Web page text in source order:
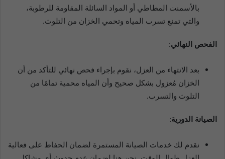
بالأسمنت المطاطي أو المواد السائلة المقاومة للرطوبة،
والتي تمنع تسرب المياه وتحمي الخزان من التلوث.
الفحص النهائي:
بعد الانتهاء من العزل، نقوم بإجراء فحص نهائي للتأكد من أن
الخزان مُعزول بشكل صحيح وأن المياه محمية تمامًا من
التلوث والتسرب.
الصيانة الدورية:
نقدم لك خدمات الصيانة المستمرة لضمان الحفاظ على فعالية